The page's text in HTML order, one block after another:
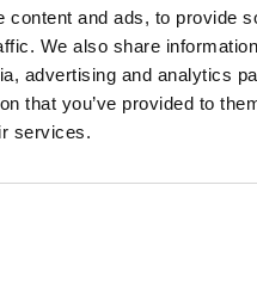
content and ads, to provide
We also share
advertising and analytics
that you’ve provided to
services.